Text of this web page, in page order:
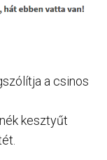
a csinos
kesztyűt